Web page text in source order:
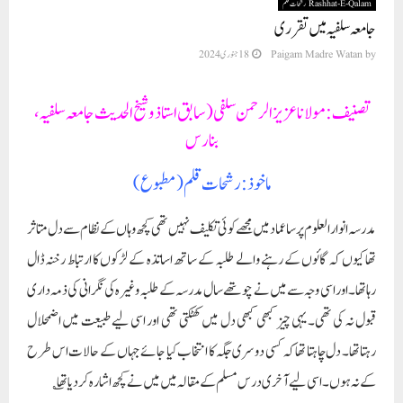
Rashhat-E-Qalam رشحات قلم
جامعہ سلفیہ میں تقرری
by
Paigam Madre Watan 18 جنوری 2024
تصنیف: مولانا عزیز الرحمن سلفی (سابق استاذ وشیخ الحدیث جامعہ سلفیہ،
بنارس
ماخوذ: رشحات قلم (مطبوع)
مدرسہ انوارالعلوم پرسا عماد میں مجھے کوئی تکلیف نہیں تھی کچھ وہاں کے نظام سے دل متاثر
تھا کیوں کہ گائوں کے رہنے والے طلبہ کے ساتھ اساتذہ کے لڑکوں کا ارتباط رخنہ ڈال
رہاتھا۔ اور اسی وجہ سے میں نے چوتھے سال مدرسہ کے طلبہ وغیرہ کی نگرانی کی ذمہ داری
قبول نہ کی تھی۔ یہی چیز کبھی کبھی دل میں کھٹکتی تھی اور اسی لیے طبیعت میں اضمحلال
رہتاتھا۔ دل چاہتا تھا کہ کسی دوسری جگہ کا انتخاب کیا جائے جہاں کے حالات اس طرح
کے نہ ہوں۔ اسی لیے آخری درس مسلم کے مقالہ میں میں نے کچھ اشارہ کردیاتھا ؎